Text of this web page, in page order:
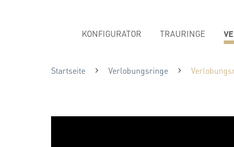
KONFIGURATOR TRAURINGE
Startseite Verlobungsringe